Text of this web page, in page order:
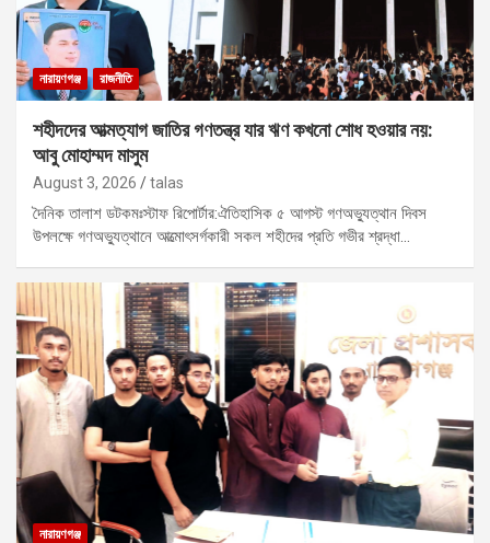
নারায়ণগঞ্জ রাজনীতি
শহীদদের আত্মত্যাগ জাতির গণতন্ত্র যার ঋণ কখনো শোধ হওয়ার নয়:
আবু মোহাম্মদ মাসুম
August 3, 2026 talas
দৈনিক তালাশ ডটকমঃস্টাফ রিপোর্টার:ঐতিহাসিক ৫ আগস্ট গণঅভ্যুত্থান দিবস
উপলক্ষে গণঅভ্যুত্থানে আত্মোৎসর্গকারী সকল শহীদের প্রতি গভীর শ্রদ্ধা…
নারায়ণগঞ্জ